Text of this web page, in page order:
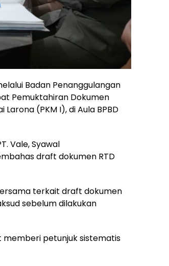
Badan Penanggulangan
Pemuktahiran Dokumen
(PKM I), di Aula BPBD
Vale, Syawal
draft dokumen RTD
terkait draft dokumen
sebelum dilakukan
memberi petunjuk sistematis